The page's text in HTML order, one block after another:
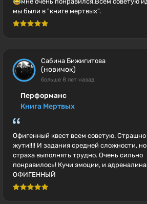
мы были в "книге мертвых".
Сабина Бижигитова
(новичок)
больше 8 лет назад
Перформанс
Книга Мертвых
Офигенный квест всем советую. Страшно
жути!!!! И задания средней сложности, но
страха выполнять трудно. Очень сильно
понравилось! Кучи эмоции, и адреналина
ОФИГЕННЫЙ